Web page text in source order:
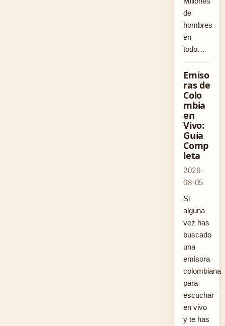
de
hombres
en
todo…
Emiso
ras de
Colo
mbia
en
Vivo:
Guía
Comp
leta
2026-
08-05
Si
alguna
vez has
buscado
una
emisora
colombiana
para
escuchar
en vivo
y te has